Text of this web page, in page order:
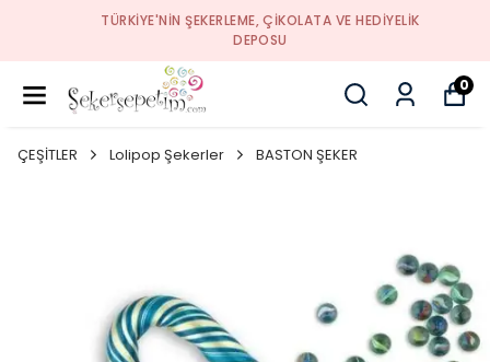
TÜRKIYE'NIN ŞEKERLEME, ÇIKOLATA VE HEDIYELIK
DEPOSU
0
ÇEŞİTLER Lolipop Şekerler BASTON ŞEKER